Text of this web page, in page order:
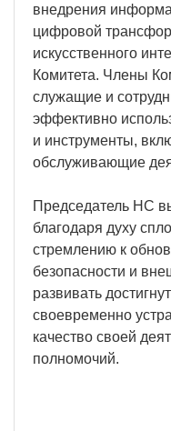
внедрения
цифровой
искусственного
Комитета. Члены
служащие и
эффективно
и инструменты,
обслуживающие
Председатель НС
благодаря духу
стремлению к
безопасности и
развивать
своевременно
качество своей
полномочий.